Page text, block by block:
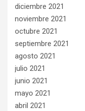
diciembre 2021
noviembre 2021
octubre 2021
septiembre 2021
agosto 2021
julio 2021
junio 2021
mayo 2021
abril 2021